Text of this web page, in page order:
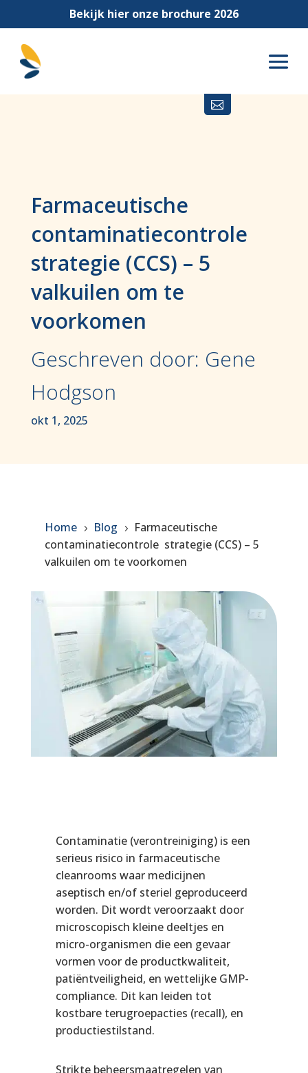
Bekijk hier onze brochure 2026

Farmaceutische
contaminatiecontrole
strategie (CCS) – 5
valkuilen om te
voorkomen
Geschreven door: Gene
Hodgson
okt 1, 2025
Home 5 Blog 5
Farmaceutische
contaminatiecontrole strategie (CCS) – 5
valkuilen om te voorkomen
Contaminatie (verontreiniging) is een
serieus risico in farmaceutische
cleanrooms waar medicijnen
aseptisch en/of steriel geproduceerd
worden. Dit wordt veroorzaakt door
microscopisch kleine deeltjes en
micro-organismen die een gevaar
vormen voor de productkwaliteit,
patiëntveiligheid, en wettelijke GMP-
compliance. Dit kan leiden tot
kostbare terugroepacties (recall), en
productiestilstand.
Strikte beheersmaatregelen van